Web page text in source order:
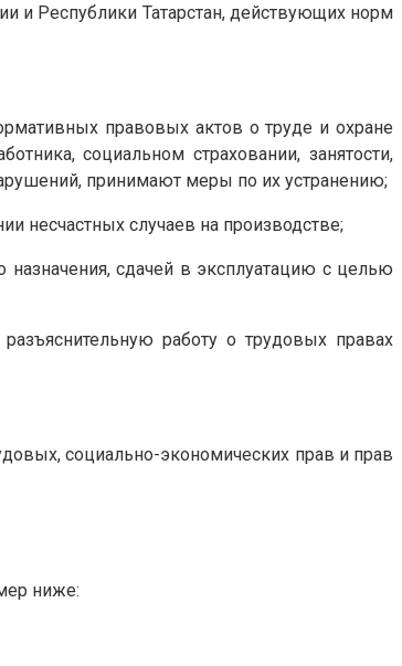
и Республики Татарстан, действующих норм
правовых актов о труде и охране
социальном страховании, занятости,
принимают меры по их устранению;
несчастных случаев на производстве;
сдачей в эксплуатацию с целью
работу о трудовых правах
социально-экономических прав и прав
ниже: